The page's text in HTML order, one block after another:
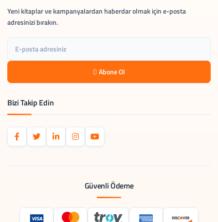
Yeni kitaplar ve kampanyalardan haberdar olmak için e-posta
adresinizi bırakın.
Abone Ol
Bizi Takip Edin
Güvenli Ödeme